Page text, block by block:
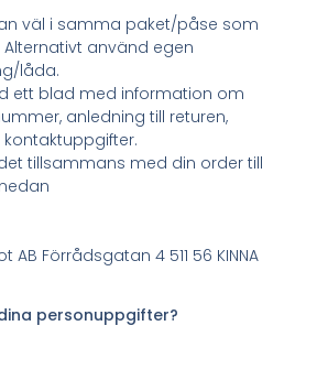
väl i samma paket/påse som
Alternativt använd egen
låda.
ett blad med information om
anledning till returen,
tillsammans med din order till
AB Förrådsgatan 4 511 56 KINNA
personuppgifter?